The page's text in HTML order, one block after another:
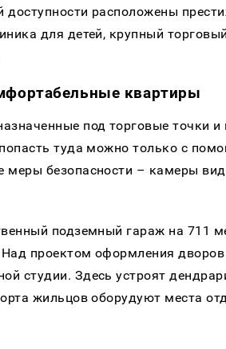
доступности расположены
для детей, крупный
квартиры
под торговые точки и
туда можно только с
меры безопасности – камеры
подземный гараж на 711
проектом оформления
студии. Здесь устроят
жильцов оборудуют места